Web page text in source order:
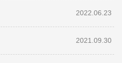
2022.06.23
2021.09.30